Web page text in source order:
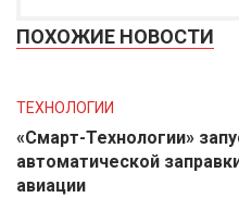
ПОХОЖИЕ НОВОСТИ
ТЕХНОЛОГИИ
«Смарт-Технологии»
автоматической
авиации